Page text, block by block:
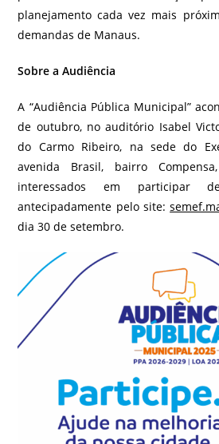
planejamento cada vez mais
demandas de Manaus.
Sobre a Audiência
A “Audiência Pública Municipal”
de outubro, no auditório Isabel
do Carmo Ribeiro, na sede do
avenida Brasil, bairro
interessados em participar
antecipadamente pelo site:
dia 30 de setembro.